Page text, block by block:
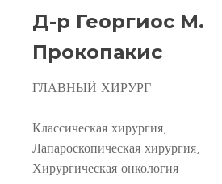
Д-р Георгиос М.
Прокопакис
ГЛАВНЫЙ ХИРУРГ
Классическая хирургия,
Лапароскопическая хирургия,
Хирургическая онкология